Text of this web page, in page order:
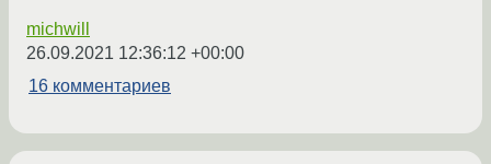
michwill
26.09.2021 12:36:12 +00:00
16 комментариев